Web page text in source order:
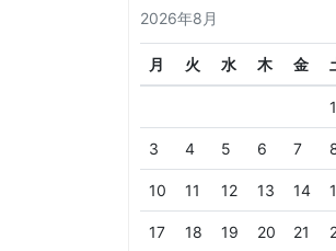
2026年8月
月 火 水 木 金
1
3 4 5 6 7
10 11 12 13 14
17 18 19 20 21